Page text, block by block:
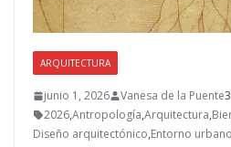
ARQUITECTURA
junio 1, 2026 Vanesa de la Puente
2026,Antropología,Arquitectura,
Diseño arquitectónico,Entorno urbano